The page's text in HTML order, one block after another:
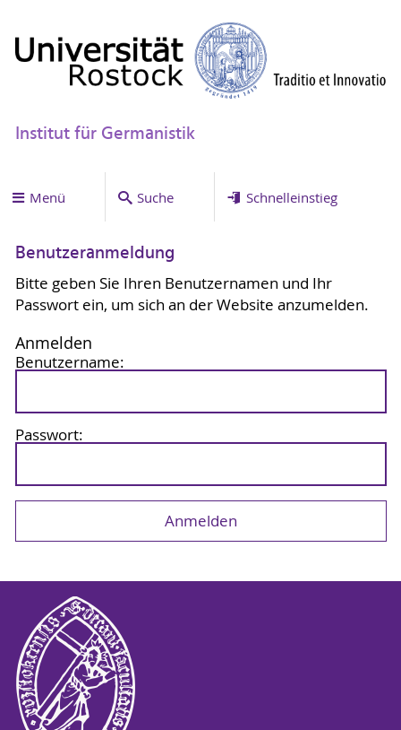
Institut für Germanistik
Menü Suche Schnelleinstieg
Benutzeranmeldung
Bitte geben Sie Ihren Benutzernamen und Ihr
Passwort ein, um sich an der Website anzumelden.
Anmelden
Benutzername:
Passwort: